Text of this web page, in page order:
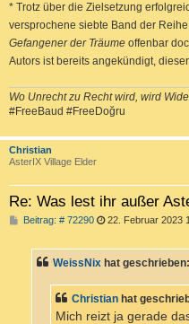
* Trotz über die Zielsetzung
versprochene siebte Band der
Gefangener der Träume offenbar
Autors ist bereits angekündigt,
Wo Unrecht zu Recht wird, wird
#FreeBaud #FreeDoğru
Christian
AsterIX Village Elder
Re: Was lest ihr außer
Beitrag: # 72290B
r
g
22. Februar 2023
WeissNix hat geschrieben:
Christian hat
Mich reizt ja gerade